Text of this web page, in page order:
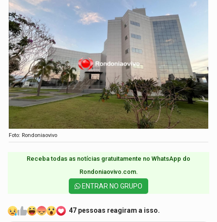
Foto: Rondoniaovivo
Receba todas as notícias gratuitamente no WhatsApp do
Rondoniaovivo.com.​
ENTRAR NO GRUPO
47 pessoas reagiram a isso.